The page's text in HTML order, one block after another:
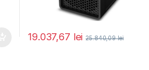
19.037,67 lei 25.840,09lei